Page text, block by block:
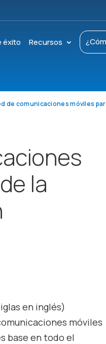
éxito Recursos
la
en inglés)
móviles
base en todo el